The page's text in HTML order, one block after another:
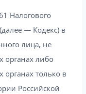
Налогового
— Кодекс) в
лица, не
органах либо
органах только в
Российской